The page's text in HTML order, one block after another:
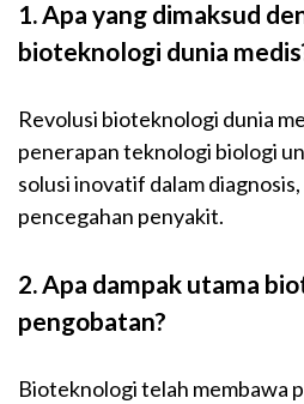
1. Apa yang dimaksud
bioteknologi dunia
Revolusi bioteknologi dunia
penerapan teknologi biologi
solusi inovatif dalam
pencegahan penyakit.
2. Apa dampak utama
pengobatan?
Bioteknologi telah membawa